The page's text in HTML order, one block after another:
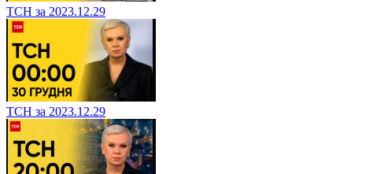
ТСН за 2023.12.29
ТСН за 2023.12.29